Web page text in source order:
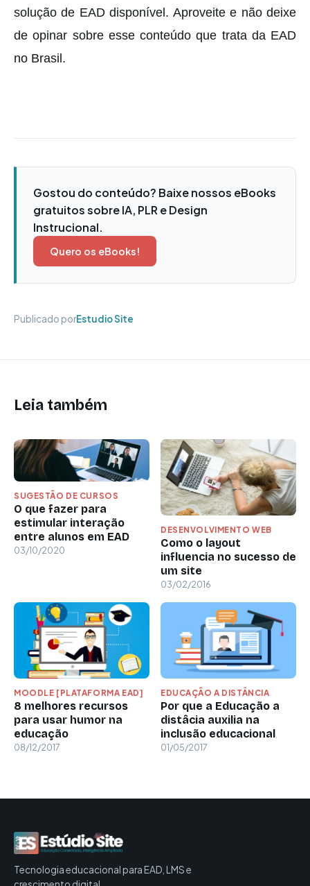
solução de EAD disponível. Aproveite e não deixe
de opinar sobre esse conteúdo que trata da EAD
no Brasil.
Gostou do conteúdo? Baixe nossos eBooks
gratuitos sobre IA, PLR e Design
Instrucional.
Quero os eBooks!
Publicado porEstudio Site
Leia também
SUGESTÃO DE CURSOS
O que fazer para
estimular interação
entre alunos em EAD
03/10/2020
DESENVOLVIMENTO WEB
Como o layout
influencia no sucesso de
um site
03/02/2016
MOODLE [PLATAFORMA EAD]
8 melhores recursos
para usar humor na
educação
08/12/2017
EDUCAÇÃO A DISTÂNCIA
Por que a Educação a
distâcia auxilia na
inclusão educacional
01/05/2017
Tecnologia educacional para EAD, LMS e